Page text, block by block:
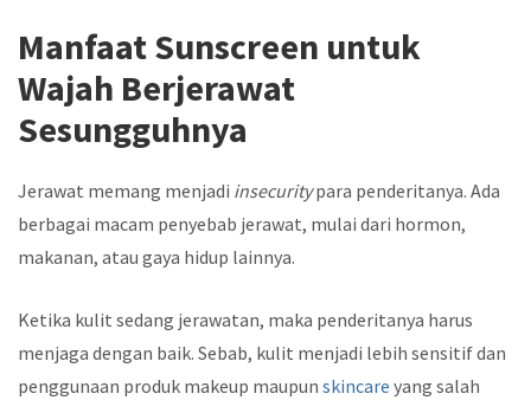
Manfaat Sunscreen untuk
Wajah Berjerawat
Sesungguhnya
Jerawat memang menjadi insecuritypara penderitanya. Ada
berbagai macam penyebab jerawat, mulai dari hormon,
makanan, atau gaya hidup lainnya.
Ketika kulit sedang jerawatan, maka penderitanya harus
menjaga dengan baik. Sebab, kulit menjadi lebih sensitif dan
penggunaan produk makeup maupun skincare yang salah